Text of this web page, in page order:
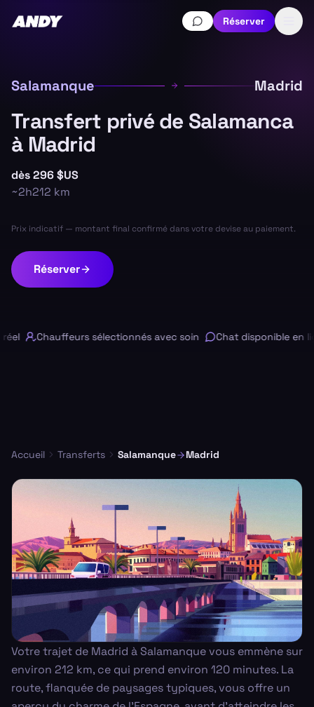
Réserver
Salamanque Madrid
Transfert privé de Salamanca
à Madrid
dès296 $US
~2h212 km
Prix indicatif — montant final confirmé dans votre devise au paiement.
Réserver
Chauffeurs sélectionnés avec soin Chat disponible en
Accueil Transferts Salamanque Madrid
Votre trajet de Madrid à Salamanque vous emmène sur
environ 212 km, ce qui prend environ 120 minutes. La
route, flanquée de paysages typiques, vous offre un